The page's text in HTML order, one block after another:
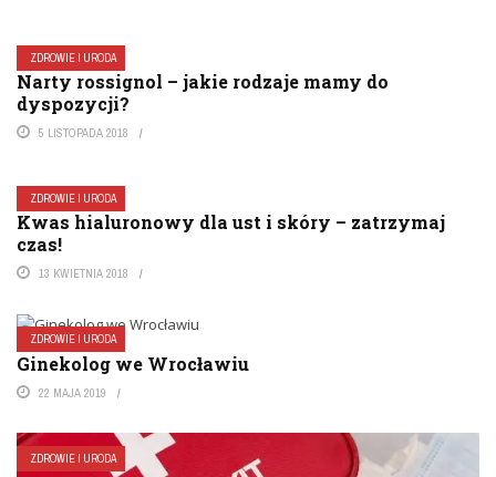
ZDROWIE I URODA
Narty rossignol – jakie rodzaje mamy do
dyspozycji?
5 LISTOPADA 2018
ZDROWIE I URODA
Kwas hialuronowy dla ust i skóry – zatrzymaj
czas!
13 KWIETNIA 2018
ZDROWIE I URODA
Ginekolog we Wrocławiu
22 MAJA 2019
ZDROWIE I URODA